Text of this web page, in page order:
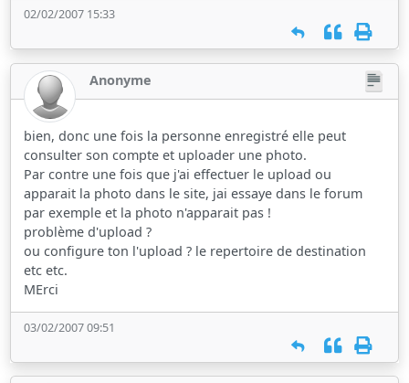
02/02/2007 15:33
Anonyme
bien, donc une fois la personne enregistré elle peut
consulter son compte et uploader une photo.
Par contre une fois que j'ai effectuer le upload ou
apparait la photo dans le site, jai essaye dans le forum
par exemple et la photo n'apparait pas !
problème d'upload ?
ou configure ton l'upload ? le repertoire de destination
etc etc.
MErci
03/02/2007 09:51